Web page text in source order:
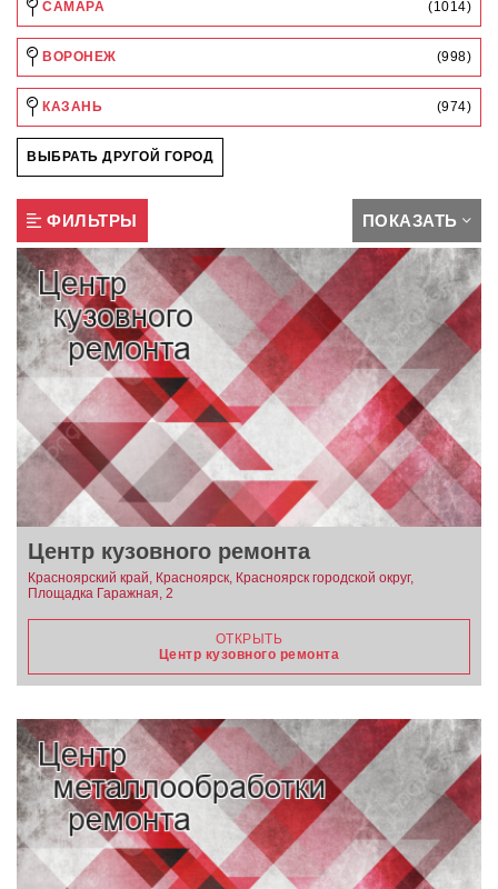
САМАРА (1014)
ВОРОНЕЖ (998)
КАЗАНЬ (974)
ВЫБРАТЬ ДРУГОЙ ГОРОД
ФИЛЬТРЫ ПОКАЗАТЬ
Центр кузовного ремонта
Красноярский край, Красноярск, Красноярск городской округ,
Площадка Гаражная, 2
ОТКРЫТЬ
Центр кузовного ремонта